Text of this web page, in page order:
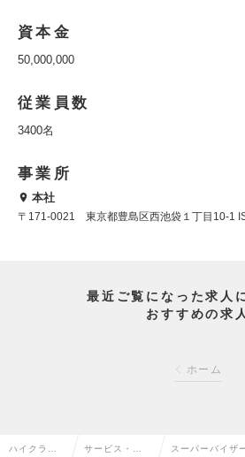
資本金
50,000,000
従業員数
3400名
事業所
本社
〒171-0021 東京都豊島区西池袋１丁目10-1
最近ご覧になった求人
おすすめの求人
ホーム
ハイクラス サービス・流 スーパーバイザ